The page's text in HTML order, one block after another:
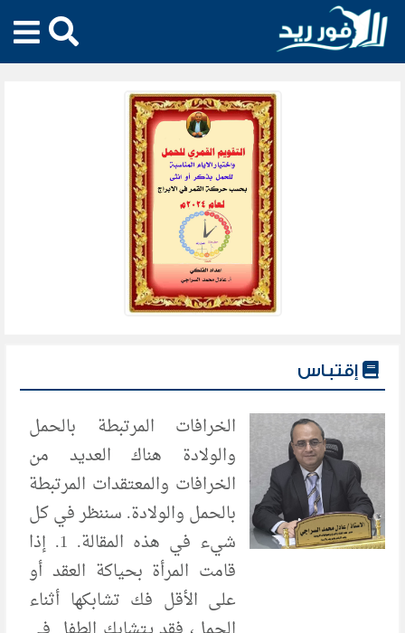
إقتباس
الخرافات المرتبطة بالحمل
والولادة هناك العديد من
الخرافات والمعتقدات المرتبطة
بالحمل والولادة. سننظر في كل
شيء في هذه المقالة. 1. إذا
قامت المرأة بحياكة العقد أو
على الأقل فك تشابكها أثناء